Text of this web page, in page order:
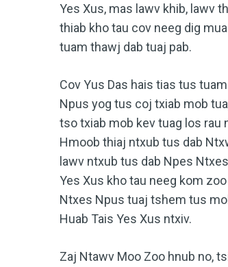
Yes Xus, mas lawv khib, lawv
thiab kho tau cov neeg dig
tuam thawj dab tuaj pab.
Cov Yus Das hais tias tus
Npus yog tus coj txiab mob
tso txiab mob kev tuag los rau
Hmoob thiaj ntxub tus dab
lawv ntxub tus dab Npes
Yes Xus kho tau neeg kom
Ntxes Npus tuaj tshem tus
Huab Tais Yes Xus ntxiv.
Zaj Ntawv Moo Zoo hnub no,